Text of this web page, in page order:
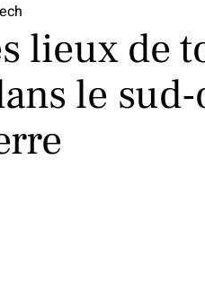
lieux de
le